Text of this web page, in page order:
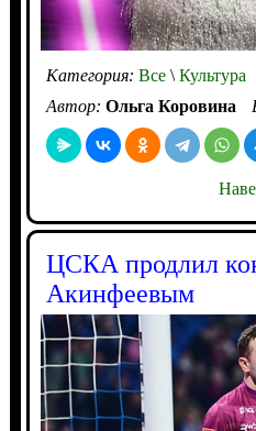
Категория: Все\Культура
Автор: Ольга Коровина
ЦСКА продлил
Акинфеевым